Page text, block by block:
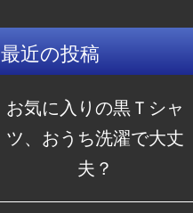
最近の投稿
お気に入りの黒Ｔシャ
ツ、おうち洗濯で大丈
夫？